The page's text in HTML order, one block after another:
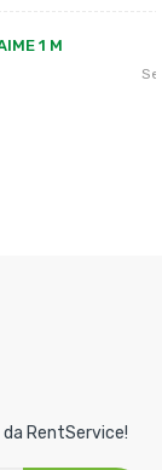
da RentService!